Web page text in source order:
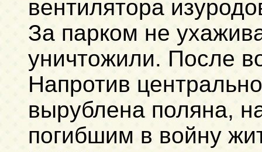
вентилятора
За парком не
уничтожили. После
Напротив
вырублена поляна,
погибшим в войну